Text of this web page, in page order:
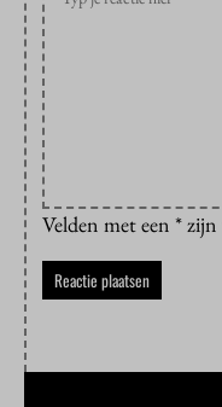
Velden met een *